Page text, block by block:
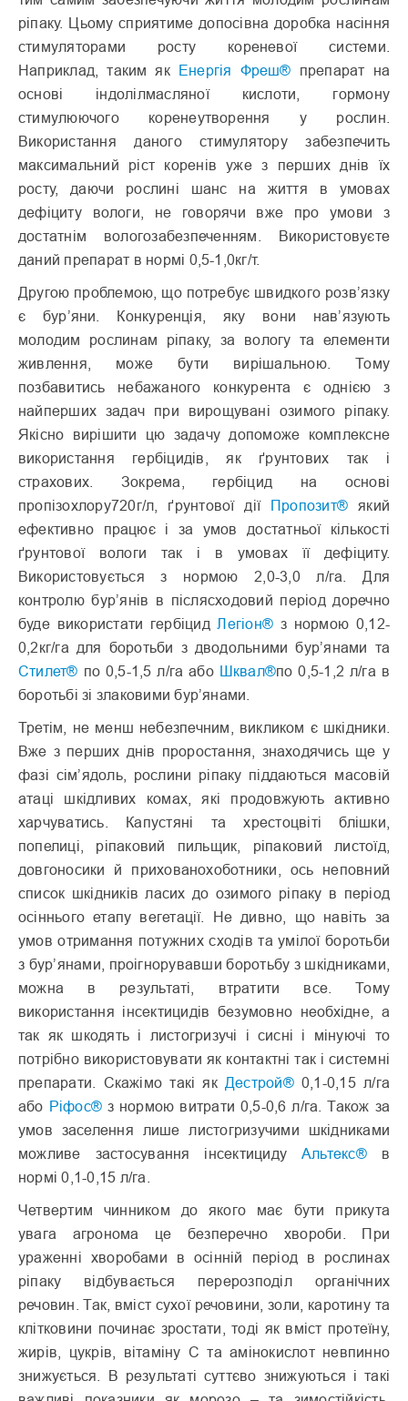
ріпаку. Цьому сприятиме допосівна доробка насіння
стимуляторами росту кореневої системи.
Наприклад, таким як Енергія Фреш® препарат на
основі індолілмасляної кислоти, гормону
стимулюючого коренеутворення у рослин.
Використання даного стимулятору забезпечить
максимальний ріст коренів уже з перших днів їх
росту, даючи рослині шанс на життя в умовах
дефіциту вологи, не говорячи вже про умови з
достатнім вологозабезпеченням. Використовуєте
даний препарат в нормі 0,5-1,0кг/т.
Другою проблемою, що потребує швидкого розв’язку
є бур’яни. Конкуренція, яку вони нав’язують
молодим рослинам ріпаку, за вологу та елементи
живлення, може бути вирішальною. Тому
позбавитись небажаного конкурента є однією з
найперших задач при вирощувані озимого ріпаку.
Якісно вирішити цю задачу допоможе комплексне
використання гербіцидів, як ґрунтових так і
страхових. Зокрема, гербіцид на основі
пропізохлору720г/л, ґрунтової дії Пропозит® який
ефективно працює і за умов достатньої кількості
ґрунтової вологи так і в умовах її дефіциту.
Використовується з нормою 2,0-3,0 л/га. Для
контролю бур’янів в післясходовий період доречно
буде використати гербіцидЛегіон® з нормою 0,12-
0,2кг/га для боротьби з дводольними бур’янами та
Стилет® по 0,5-1,5 л/га або Шквал®по 0,5-1,2 л/га в
боротьбі зі злаковими бур’янами.
Третім, не менш небезпечним, викликом є шкідники.
Вже з перших днів проростання, знаходячись ще у
фазі сім’ядоль, рослини ріпаку піддаються масовій
атаці шкідливих комах, які продовжують активно
харчуватись. Капустяні та хрестоцвіті блішки,
попелиці, ріпаковий пильщик, ріпаковий листоїд,
довгоносики й прихованохоботники, ось неповний
список шкідників ласих до озимого ріпаку в період
осіннього етапу вегетації. Не дивно, що навіть за
умов отримання потужних сходів та умілої боротьби
з бур’янами, проігнорувавши боротьбу з шкідниками,
можна в результаті, втратити все. Тому
використання інсектицидів безумовно необхідне, а
так як шкодять і листогризучі і сисні і мінуючі то
потрібно використовувати як контактні так і системні
препарати. Скажімо такі як Дестрой®0,1-0,15 л/га
або Ріфос® з нормою витрати 0,5-0,6 л/га. Також за
умов заселення лише листогризучими шкідниками
можливе застосування інсектициду Альтекс®в
нормі 0,1-0,15 л/га.
Четвертим чинником до якого має бути прикута
увага агронома це безперечно хвороби. При
ураженні хворобами в осінній період в рослинах
ріпаку відбувається перерозподіл органічних
речовин. Так, вміст сухої речовини, золи, каротину та
клітковини починає зростати, тоді як вміст протеїну,
жирів, цукрів, вітаміну С та амінокислот невпинно
знижується. В результаті суттєво знижуються і такі